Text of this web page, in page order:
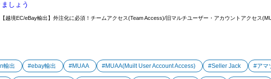
しょう
【越境EC/eBay輸出】外注化に必須！チームアクセス(Team Access)/旧マルチユーザー・アカウントアクセス
輸出 #ebay輸出 #MUAA #MUAA(Muilt User Account Access) #Seller Jack #アマ
Access)/マルチユーザー・アカウントアクセス（MUAA:Multi User Account Access）